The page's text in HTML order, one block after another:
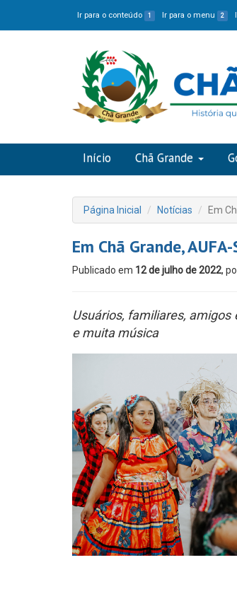
Ir para o conteúdo 1 Ir para o menu 2
Início Chã Grande
Página Inicial Notícias Em
Em Chã Grande,
Publicado em 12 de julho de 2022,
Usuários, familiares,
e muita música